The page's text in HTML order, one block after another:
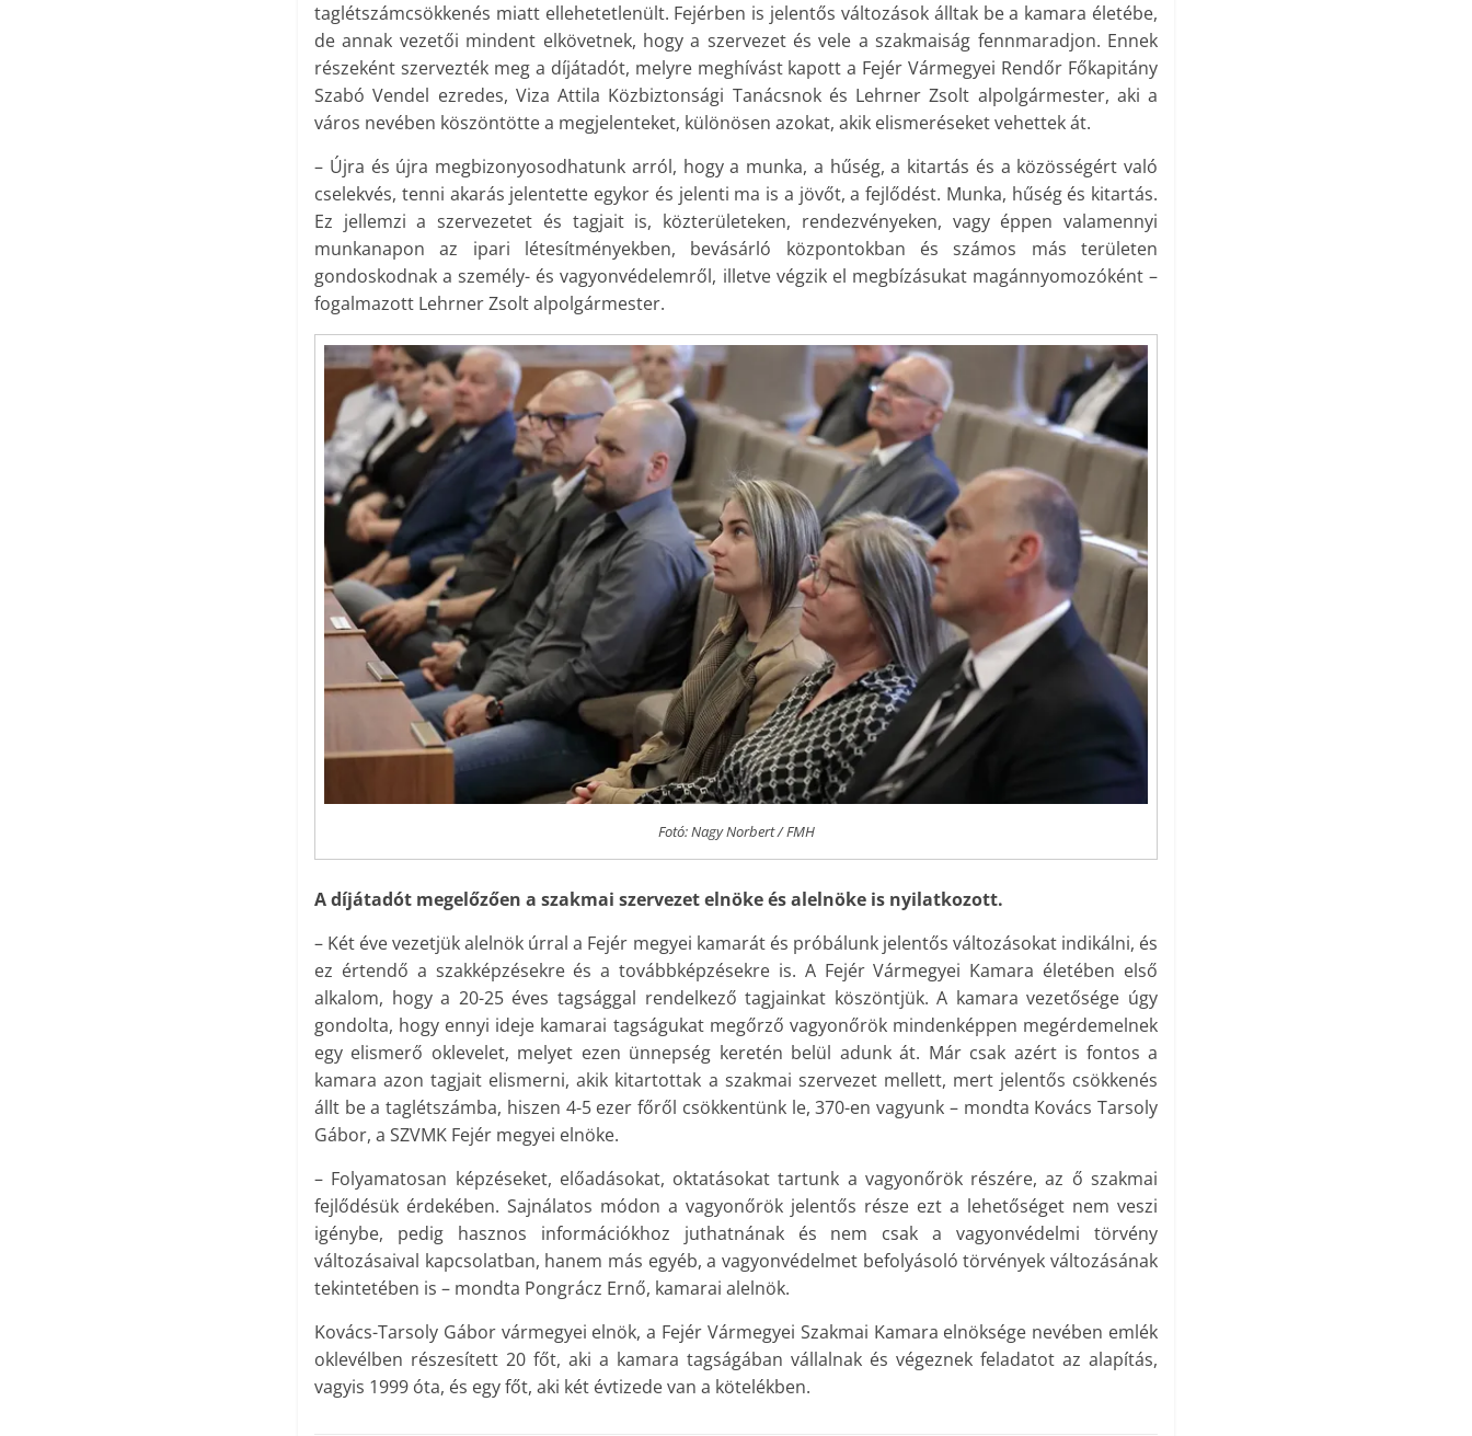
taglétszámcsökkenés miatt ellehetetlenült. Fejérben is jelentős változások álltak be a kamara életébe,
de annak vezetői mindent elkövetnek, hogy a szervezet és vele a szakmaiság fennmaradjon. Ennek
részeként szervezték meg a díjátadót, melyre meghívást kapott a Fejér Vármegyei Rendőr Főkapitány
Szabó Vendel ezredes, Viza Attila Közbiztonsági Tanácsnok és Lehrner Zsolt alpolgármester, aki a
város nevében köszöntötte a megjelenteket, különösen azokat, akik elismeréseket vehettek át.
– Újra és újra megbizonyosodhatunk arról, hogy a munka, a hűség, a kitartás és a közösségért való
cselekvés, tenni akarás jelentette egykor és jelenti ma is a jövőt, a fejlődést. Munka, hűség és kitartás.
Ez jellemzi a szervezetet és tagjait is, közterületeken, rendezvényeken, vagy éppen valamennyi
munkanapon az ipari létesítményekben, bevásárló központokban és számos más területen
gondoskodnak a személy- és vagyonvédelemről, illetve végzik el megbízásukat magánnyomozóként –
fogalmazott Lehrner Zsolt alpolgármester.
Fotó: Nagy Norbert / FMH
A díjátadót megelőzően a szakmai szervezet elnöke és alelnöke is nyilatkozott.
– Két éve vezetjük alelnök úrral a Fejér megyei kamarát és próbálunk jelentős változásokat indikálni, és
ez értendő a szakképzésekre és a továbbképzésekre is. A Fejér Vármegyei Kamara életében első
alkalom, hogy a 20-25 éves tagsággal rendelkező tagjainkat köszöntjük. A kamara vezetősége úgy
gondolta, hogy ennyi ideje kamarai tagságukat megőrző vagyonőrök mindenképpen megérdemelnek
egy elismerő oklevelet, melyet ezen ünnepség keretén belül adunk át. Már csak azért is fontos a
kamara azon tagjait elismerni, akik kitartottak a szakmai szervezet mellett, mert jelentős csökkenés
állt be a taglétszámba, hiszen 4-5 ezer főről csökkentünk le, 370-en vagyunk – mondta Kovács Tarsoly
Gábor, a SZVMK Fejér megyei elnöke.
– Folyamatosan képzéseket, előadásokat, oktatásokat tartunk a vagyonőrök részére, az ő szakmai
fejlődésük érdekében. Sajnálatos módon a vagyonőrök jelentős része ezt a lehetőséget nem veszi
igénybe, pedig hasznos információkhoz juthatnának és nem csak a vagyonvédelmi törvény
változásaival kapcsolatban, hanem más egyéb, a vagyonvédelmet befolyásoló törvények változásának
tekintetében is – mondta Pongrácz Ernő, kamarai alelnök.
Kovács-Tarsoly Gábor vármegyei elnök, a Fejér Vármegyei Szakmai Kamara elnöksége nevében emlék
oklevélben részesített 20 főt, aki a kamara tagságában vállalnak és végeznek feladatot az alapítás,
vagyis 1999 óta, és egy főt, aki két évtizede van a kötelékben.